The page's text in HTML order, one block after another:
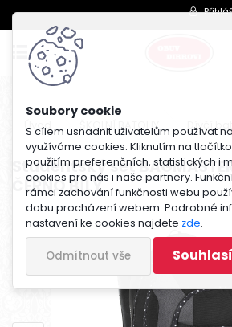
S cílem usnadnit uživatelům používat
využíváme cookies. Kliknutím na
použitím preferenčních, statistických i
cookies pro nás i naše partnery.
rámci zachování funkčnosti webu
dobu procházení webem. Podrobné
nastavení ke cookies najdete zde.
Odmítnout vše
Úvod ŠKOLNÍ BATOHY Dívčí
Studentský set BAGMASTER
ČERNO BÍLÝ